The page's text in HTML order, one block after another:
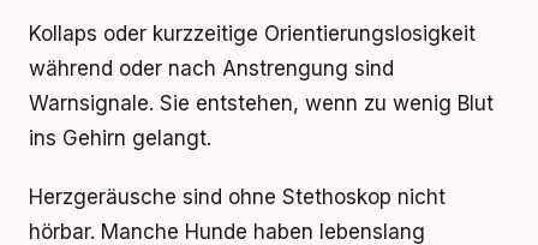
Kollaps oder kurzzeitige Orientierungslosigkeit
während oder nach Anstrengung sind
Warnsignale. Sie entstehen, wenn zu wenig Blut
ins Gehirn gelangt.
Herzgeräusche sind ohne Stethoskop nicht
hörbar. Manche Hunde haben lebenslang